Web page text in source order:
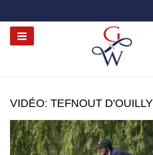
VIDÉO: TEFNOUT D'OUILLY